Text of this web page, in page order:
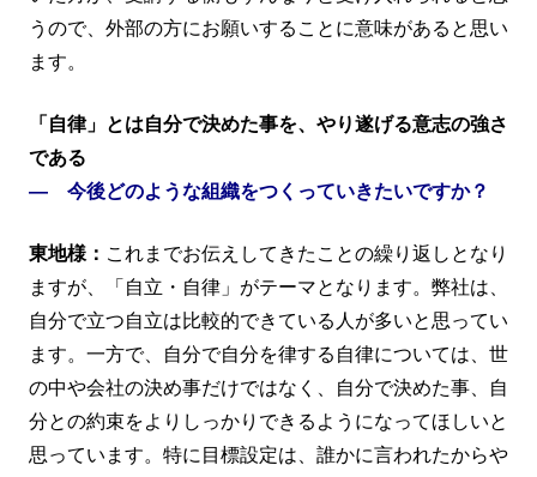
うので、外部の方にお願いすることに意味があると思い
ます。
「自律」とは自分で決めた事を、やり遂げる意志の強さ
である
― 今後どのような組織をつくっていきたいですか？
東地様： これまでお伝えしてきたことの繰り返しとなり
ますが、「自立・自律」がテーマとなります。弊社は、
自分で立つ自立は比較的できている人が多いと思ってい
ます。一方で、自分で自分を律する自律については、世
の中や会社の決め事だけではなく、自分で決めた事、自
分との約束をよりしっかりできるようになってほしいと
思っています。特に目標設定は、誰かに言われたからや